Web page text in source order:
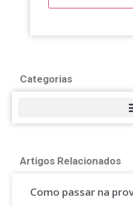
Categorias
Artigos Relacionados
Como passar na